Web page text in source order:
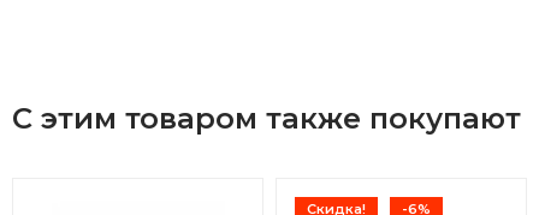
С этим товаром также покупают
Скидка! -6%